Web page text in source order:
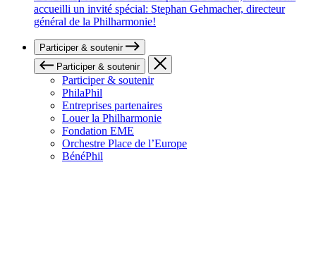
accueilli un invité spécial: Stephan Gehmacher, directeur
général de la Philharmonie!
Participer & soutenir
Participer & soutenir
Participer & soutenir
PhilaPhil
Entreprises partenaires
Louer la Philharmonie
Fondation EME
Orchestre Place de l’Europe
BénéPhil